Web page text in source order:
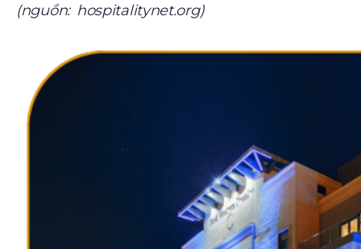
(nguồn: hospitalitynet.org)